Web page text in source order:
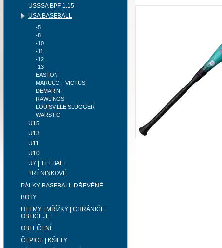
USSSA BPF 1.15
USA BASEBALL
-5
-8
-10
-11
-12
-13
EASTON
MARUCCI | VICTUS
DEMARINI
RAWLINGS
LOUISVILLE SLUGGER
WARSTIC
U15
U13
U11
U10
U7 | TEEBALL
TRÉNINKOVÉ
PÁLKY BASEBALL DŘEVĚNÉ
BOTY
HELMY | MŘÍŽKY | CHRÁNIČE
OBLIČEJE
OBLEČENÍ
ČEPICE | KŠILTY